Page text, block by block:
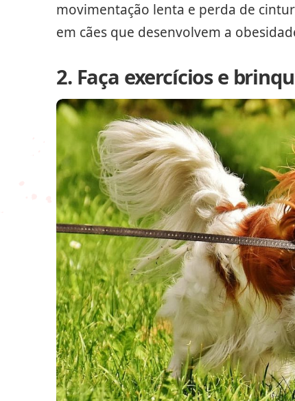
movimentação lenta e perda de
em cães que desenvolvem a
2. Faça exercícios e